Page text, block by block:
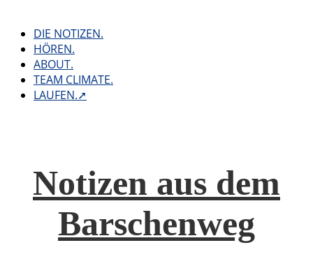
contentDIE NOTIZEN.
HÖREN.
ABOUT.
TEAM CLIMATE.
LAUFEN.➚
Notizen aus dem
Barschenweg